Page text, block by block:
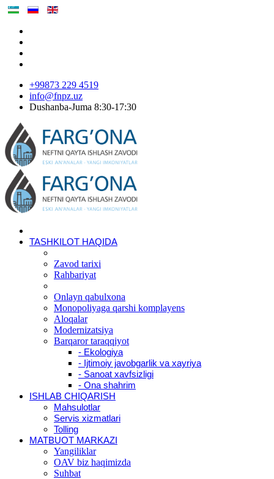
+99873 229 4519
info@fnpz.uz
Dushanba-Juma 8:30-17:30
TASHKILOT HAQIDA
Zavod tarixi
Rahbariyat
Onlayn qabulxona
Monopoliyaga qarshi komplayens
Aloqalar
Modernizatsiya
Barqaror taraqqiyot
- Ekologiya
- Ijtimoiy javobgarlik va xayriya
- Sanoat xavfsizligi
- Ona shahrim
ISHLAB CHIQARISH
Mahsulotlar
Servis xizmatlari
Tolling
MATBUOT MARKAZI
Yangiliklar
OAV biz haqimizda
Suhbat